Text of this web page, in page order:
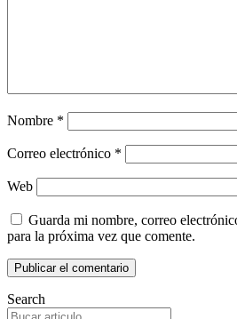
Nombre *
Correo electrónico *
Web
Guarda mi nombre, correo
para la próxima vez que comente.
Search